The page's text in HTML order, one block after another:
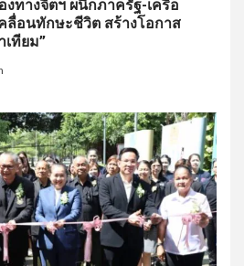
ทางจิตฯ ผนึกภาครัฐ-เครือ
ลื่อนทักษะชีวิต สร้างโอกาส
เทียม”